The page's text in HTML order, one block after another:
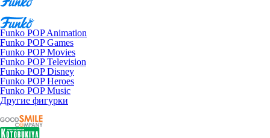
Funko POP Animation
Funko POP Games
Funko POP Movies
Funko POP Television
Funko POP Disney
Funko POP Heroes
Funko POP Music
Другие фигурки